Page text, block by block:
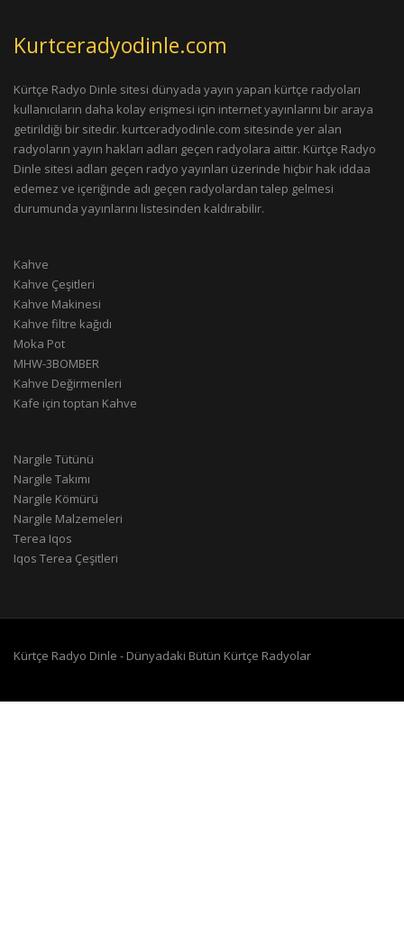
Kurtceradyodinle.com
Kürtçe Radyo Dinle sitesi dünyada yayın yapan kürtçe radyoları
kullanıcıların daha kolay erişmesi için internet yayınlarını bir araya
getirildiği bir sitedir. kurtceradyodinle.com sitesinde yer alan
radyoların yayın hakları adları geçen radyolara aittir. Kürtçe Radyo
Dinle sitesi adları geçen radyo yayınları üzerinde hiçbir hak iddaa
edemez ve içeriğinde adı geçen radyolardan talep gelmesi
durumunda yayınlarını listesinden kaldırabilir.
Kahve
Kahve Çeşitleri
Kahve Makinesi
Kahve filtre kağıdı
Moka Pot
MHW-3BOMBER
Kahve Değirmenleri
Kafe için toptan Kahve
Nargile Tütünü
Nargile Takımı
Nargile Kömürü
Nargile Malzemeleri
Terea Iqos
Iqos Terea Çeşitleri
Kürtçe Radyo Dinle - Dünyadaki Bütün Kürtçe Radyolar